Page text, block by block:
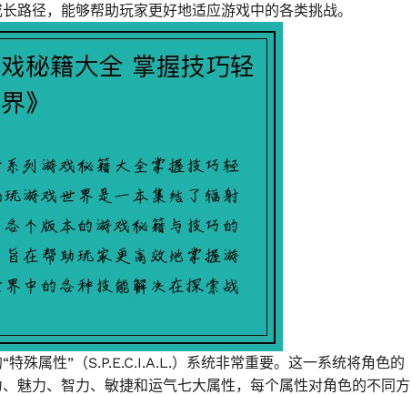
路径，能够帮助玩家更好地适应游戏中的各类挑战。
特殊属性”（S.P.E.C.I.A.L.）系统非常重要。这一系统将角色的
魅力、智力、敏捷和运气七大属性，每个属性对角色的不同方